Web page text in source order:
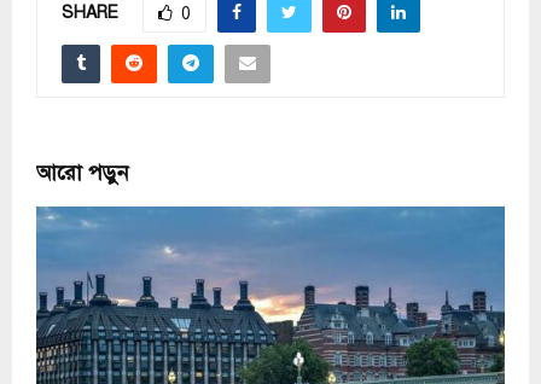
SHARE 0
আরো পড়ুন